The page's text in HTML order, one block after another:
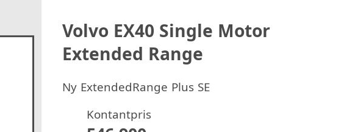
Volvo EX40 Single Motor
Extended Range
NyExtendedRange Plus SE
Kontantpris